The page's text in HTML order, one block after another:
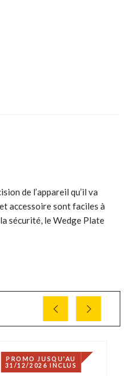
de l’appareil qu’il va
accessoire sont faciles à
sécurité, le Wedge Plate
PROMO JUSQU'AU
31/12/2026 INCLUS